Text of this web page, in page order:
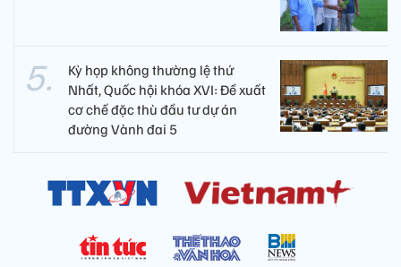
Kỳ họp không thường lệ thứ
Nhất, Quốc hội khóa XVI: Đề xuất
cơ chế đặc thù đầu tư dự án
đường Vành đai 5